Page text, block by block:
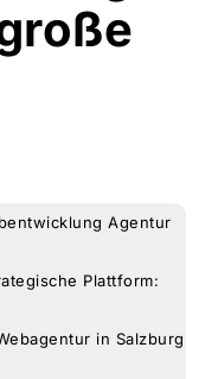
Agentur
Plattform:
in Salzburg